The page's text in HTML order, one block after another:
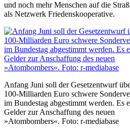
und noch mehr Menschen auf die
als Netzwerk Friedenskooperative.
Anfang Juni soll der Gesetzentwurf
100-Milliarden Euro schwere
im Bundestag abgestimmt werden. Es
Gelder zur Anschaffung des neuen
»Atombombers«. Foto: r-mediabase